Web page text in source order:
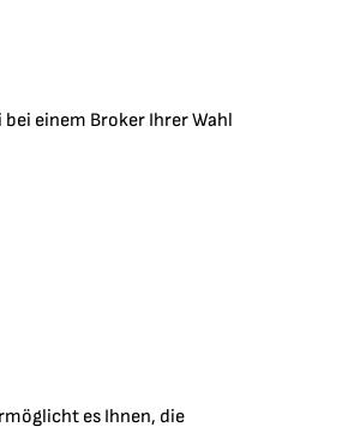
einem Broker Ihrer Wahl
es Ihnen, die